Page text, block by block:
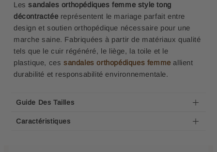
Lessandales orthopédiques femme style tong
décontractée représentent le mariage parfait entre
design et soutien orthopédique nécessaire pour une
marche saine. Fabriquées à partir de matériaux qualité
tels que le cuir régénéré, le liège, la toile et le
plastique, ces sandales orthopédiques femmeallient
durabilité et responsabilité environnementale.
Guide Des Tailles
Caractéristiques